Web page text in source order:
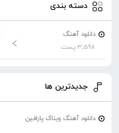
دسته بندی
دانلود آهنگ
3,598 پست
جدیدترین ها
دانلود آهنگ ویناک پارافین